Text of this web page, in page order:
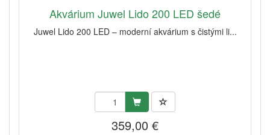
Akvárium Juwel Lido 200 LED šedé
Juwel Lido 200 LED – moderní akvárium s čistými li...
359,00 €